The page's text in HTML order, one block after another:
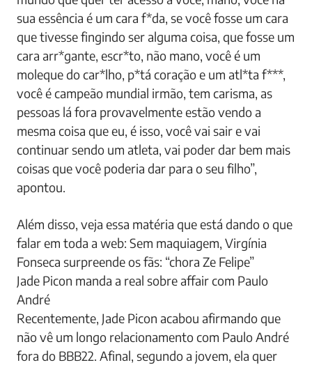
sua essência é um cara f*da, se você fosse um cara
que tivesse fingindo ser alguma coisa, que fosse um
cara arr*gante, escr*to, não mano, você é um
moleque do car*lho, p*tá coração e um atl*ta f***,
você é campeão mundial irmão, tem carisma, as
pessoas lá fora provavelmente estão vendo a
mesma coisa que eu, é isso, você vai sair e vai
continuar sendo um atleta, vai poder dar bem mais
coisas que você poderia dar para o seu filho”,
apontou.
Além disso, veja essa matéria que está dando o que
falar em toda a web: Sem maquiagem, Virgínia
Fonseca surpreende os fãs: “chora Ze Felipe”
Jade Picon manda a real sobre affair com Paulo
André
Recentemente, Jade Picon acabou afirmando que
não vê um longo relacionamento com Paulo André
fora do BBB22. Afinal, segundo a jovem, ela quer